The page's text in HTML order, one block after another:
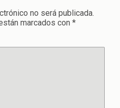
no será publicada.
marcados con *